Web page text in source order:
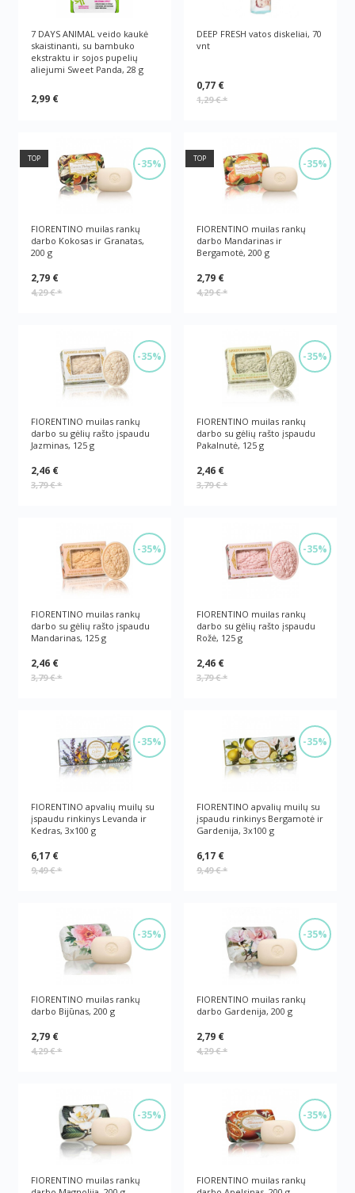
7 DAYS ANIMAL veido kaukė
skaistinanti, su bambuko
ekstraktu ir sojos pupelių
aliejumi Sweet Panda, 28 g
2,99 €
DEEP FRESH vatos diskeliai, 70
vnt
0,77 €
1,29 €*
-35%
TOP
FIORENTINO muilas rankų
darbo Kokosas ir Granatas,
200 g
2,79 €
4,29 €*
-35%
TOP
FIORENTINO muilas rankų
darbo Mandarinas ir
Bergamotė, 200 g
2,79 €
4,29 €*
-35%
FIORENTINO muilas rankų
darbo su gėlių rašto įspaudu
Jazminas, 125 g
2,46 €
3,79 €*
-35%
FIORENTINO muilas rankų
darbo su gėlių rašto įspaudu
Pakalnutė, 125 g
2,46 €
3,79 €*
-35%
FIORENTINO muilas rankų
darbo su gėlių rašto įspaudu
Mandarinas, 125 g
2,46 €
3,79 €*
-35%
FIORENTINO muilas rankų
darbo su gėlių rašto įspaudu
Rožė, 125 g
2,46 €
3,79 €*
-35%
FIORENTINO apvalių muilų su
įspaudu rinkinys Levanda ir
Kedras, 3x100 g
6,17 €
9,49 €*
-35%
FIORENTINO apvalių muilų su
įspaudu rinkinys Bergamotė ir
Gardenija, 3x100 g
6,17 €
9,49 €*
-35%
FIORENTINO muilas rankų
darbo Bijūnas, 200 g
2,79 €
4,29 €*
-35%
FIORENTINO muilas rankų
darbo Gardenija, 200 g
2,79 €
4,29 €*
-35%
FIORENTINO muilas rankų
-35%
FIORENTINO muilas rankų